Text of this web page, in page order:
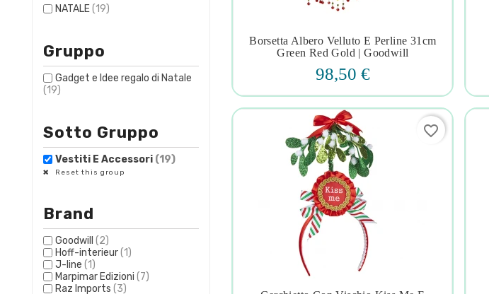
NATALE(19)
Gruppo
Gadget e Idee regalo di Natale
(19)
Sotto Gruppo
Vestiti E Accessori (19)
Reset this group
Brand
Goodwill (2)
Hoff-interieur(1)
J-line (1)
Marpimar Edizioni (7)
Raz Imports (3)
   
Borsetta Albero Velluto E Perline 31cm
Green Red Gold | Goodwill
98,50 €
favorite_border